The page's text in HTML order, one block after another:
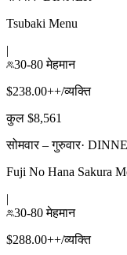
Tsubaki Menu
|
30-80 मेहमान
$238.00++/व्यक्ति
कुल $8,561
सोमवार – गुरुवार·
Fuji No Hana Sakura
|
30-80 मेहमान
$288.00++/व्यक्ति